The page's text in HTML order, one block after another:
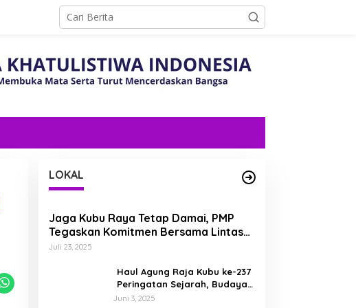
LOKAL
Jaga Kubu Raya Tetap Damai, PMP
Tegaskan Komitmen Bersama Lintas
Etnis dan Budaya
Juli 23, 2025
Haul Agung Raja Kubu ke-237
Peringatan Sejarah, Budaya,
dan Energi Nasionalisme di
Juni 3, 2025